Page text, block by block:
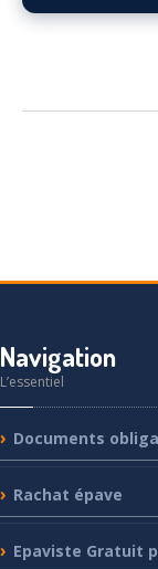
Navigation
L’essentiel
Documents
Rachat épave
Epaviste Gratuit